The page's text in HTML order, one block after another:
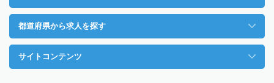
都道府県から求人を探す
サイトコンテンツ